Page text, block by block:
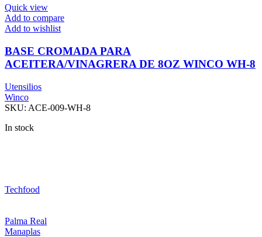
Quick view
Add to compare
Add to wishlist
BASE CROMADA PARA
ACEITERA/VINAGRERA DE 8OZ WINCO WH-8
Utensilios
Winco
SKU: ACE-009-WH-8
In stock
Techfood
Palma Real
Manaplas